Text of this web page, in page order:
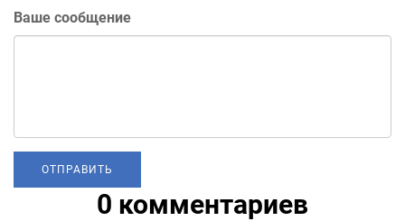
Ваше сообщение
0 комментариев